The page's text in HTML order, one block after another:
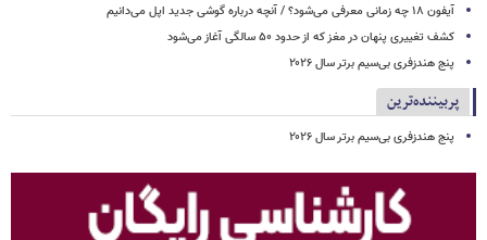
آیفون ۱۸ چه زمانی معرفی می‌شود؟ / آنچه درباره گوشی جدید اپل می‌دانیم
کشف تغییری پنهان در مغز که از حدود ۵۰ سالگی آغاز می‌شود
پنج هندزفری بی‌سیم برتر سال ۲۰۲۶
پربیننده‌ترین
پنج هندزفری بی‌سیم برتر سال ۲۰۲۶